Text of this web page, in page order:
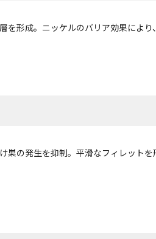
を形成。ニッケルのバリア効果により
巣の発生を抑制。平滑なフィレットを